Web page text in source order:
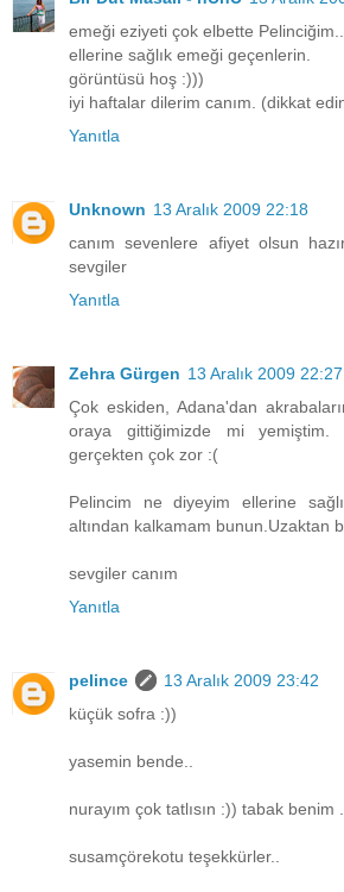
emeği eziyeti çok elbette Pelinciğim..
ellerine sağlık emeği geçenlerin.
görüntüsü hoş :)))
iyi haftalar dilerim canım. (dikkat
Yanıtla
Unknown 13 Aralık 2009 22:18
canım sevenlere afiyet olsun
sevgiler
Yanıtla
Zehra Gürgen 13 Aralık 2009 22:27
Çok eskiden, Adana'dan
oraya gittiğimizde mi yemiştim.
gerçekten çok zor :(
Pelincim ne diyeyim ellerine
altından kalkamam bunun.Uzaktan
sevgiler canım
Yanıtla
pelince
13 Aralık 2009 23:42
küçük sofra :))
yasemin bende..
nurayım çok tatlısın :)) tabak benim
susamçörekotu teşekkürler..